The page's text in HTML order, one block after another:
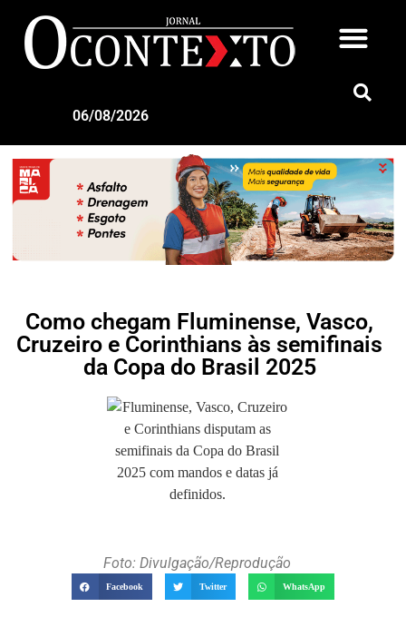
06/08/2026
Como chegam Fluminense, Vasco,
Cruzeiro e Corinthians às semifinais
da Copa do Brasil 2025
Foto: Divulgação/Reprodução
Facebook Twitter WhatsApp